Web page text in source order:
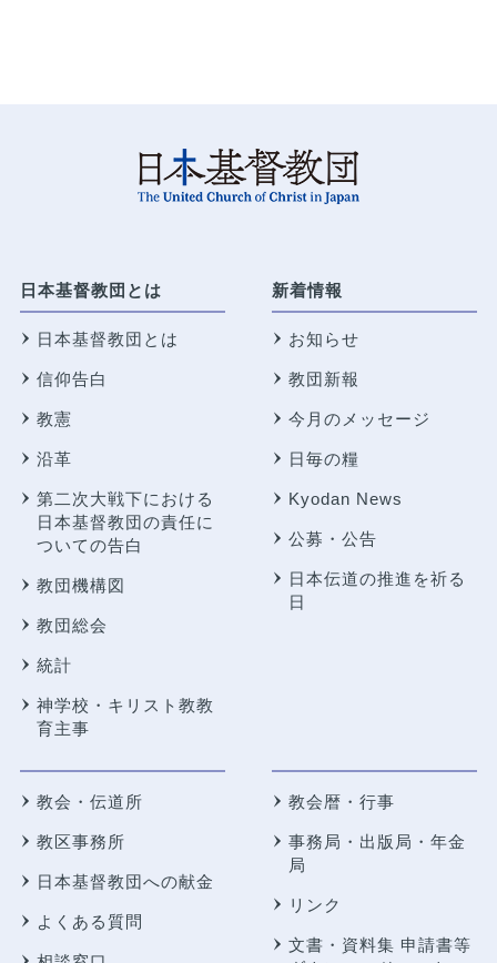
日本基督教団とは
日本基督教団とは
信仰告白
教憲
沿革
第二次大戦下における
日本基督教団の責任に
ついての告白
教団機構図
教団総会
統計
神学校・キリスト教教
育主事
新着情報
お知らせ
教団新報
今月のメッセージ
日毎の糧
Kyodan News
公募・公告
日本伝道の推進を祈る
日
教会・伝道所
教区事務所
日本基督教団への献金
よくある質問
教会暦・行事
事務局・出版局・年金
局
リンク
文書・資料集 申請書等